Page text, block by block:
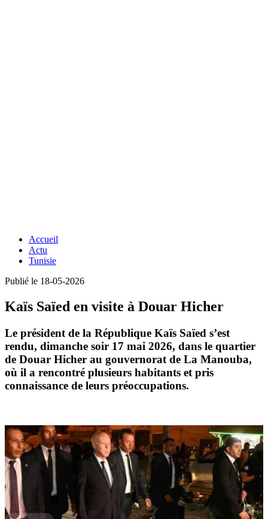
Accueil
Actu
Tunisie
Publié le 18-05-2026
Kaïs Saïed en visite à Douar Hicher
Le président de la République Kaïs Saïed s’est
rendu, dimanche soir 17 mai 2026, dans le quartier
de Douar Hicher au gouvernorat de La Manouba,
où il a rencontré plusieurs habitants et pris
connaissance de leurs préoccupations.